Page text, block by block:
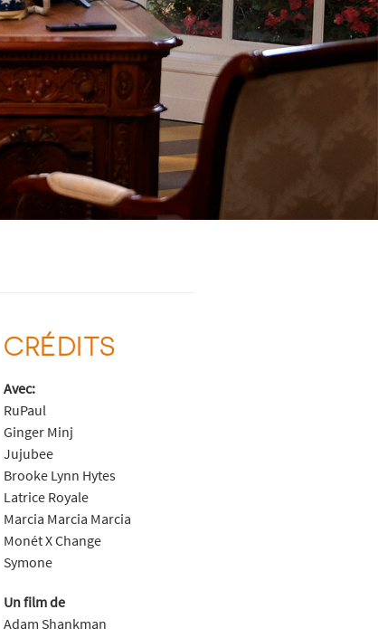
CRÉDITS
Avec:
RuPaul
Ginger Minj
Jujubee
Brooke Lynn Hytes
Latrice Royale
Marcia Marcia Marcia
Monét X Change
Symone
Un film de
Adam Shankman